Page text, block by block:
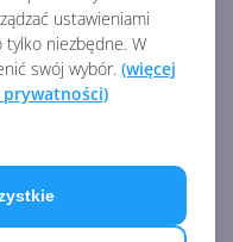
ustawieniami
niezbędne. W
swój wybór. (więcej